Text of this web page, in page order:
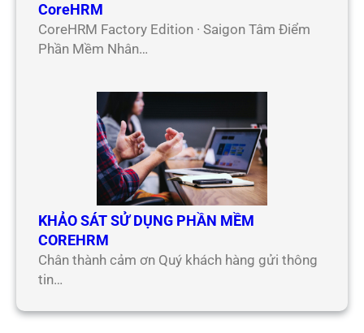
CoreHRM
CoreHRM Factory Edition · Saigon Tâm Điểm
Phần Mềm Nhân…
KHẢO SÁT SỬ DỤNG PHẦN MỀM
COREHRM
Chân thành cảm ơn Quý khách hàng gửi thông
tin…